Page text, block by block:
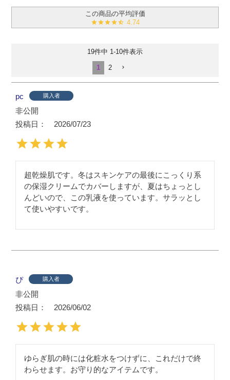
4.74
19件中 1-10件表示
1 2
pc 購入者
非公開
投稿日
2026/07/23
超乾燥肌です。冬はスキンケアの最後にこっくり系
の保湿クリームでカバーしますが、夏はちょっとし
んどいので、この乳液を使っています。サラッとし
て使いやすいです。
ぴ 購入者
非公開
投稿日
2026/06/02
ゆらぎ肌の時には化粧水をつけずに、これだけで終
わらせます。お守り的なアイテムです。